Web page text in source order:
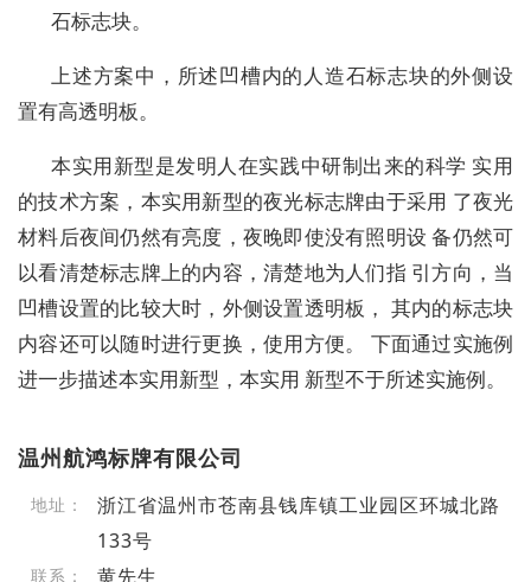
石标志块。
上述方案中，所述凹槽内的人造石标志块的外侧设
置有高透明板。
本实用新型是发明人在实践中研制出来的科学 实用
的技术方案，本实用新型的夜光标志牌由于采用 了夜光
材料后夜间仍然有亮度，夜晚即使没有照明设 备仍然可
以看清楚标志牌上的内容，清楚地为人们指 引方向，当
凹槽设置的比较大时，外侧设置透明板， 其内的标志块
内容还可以随时进行更换，使用方便。 下面通过实施例
进一步描述本实用新型，本实用 新型不于所述实施例。
温州航鸿标牌有限公司
地址：
浙江省温州市苍南县钱库镇工业园区环城北路
133号
联系： 黄先生